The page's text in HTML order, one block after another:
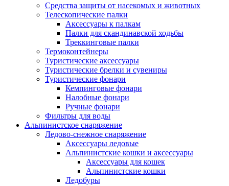
Средства защиты от насекомых и животных
Телескопические палки
Аксессуары к палкам
Палки для скандинавской ходьбы
Треккинговые палки
Термоконтейнеры
Туристические аксессуары
Туристические брелки и сувениры
Туристические фонари
Кемпинговые фонари
Налобные фонари
Ручные фонари
Фильтры для воды
Альпинистское снаряжение
Ледово-снежное снаряжение
Аксессуары ледовые
Альпинистские кошки и аксессуары
Аксессуары для кошек
Альпинистские кошки
Ледобуры